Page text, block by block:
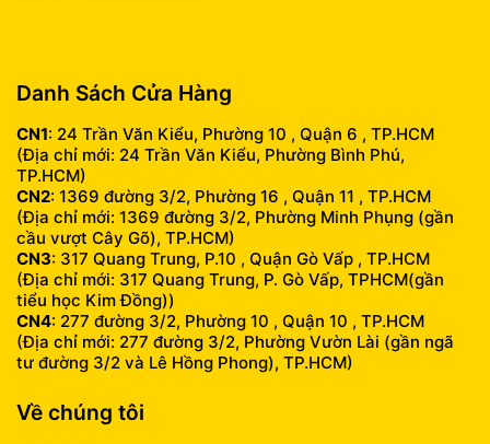
Danh Sách Cửa Hàng
CN1: 24 Trần Văn Kiểu, Phường 10 , Quận 6 , TP.HCM
(Địa chỉ mới: 24 Trần Văn Kiểu, Phường Bình Phú,
TP.HCM)
CN2: 1369 đường 3/2, Phường 16 , Quận 11 , TP.HCM
(Địa chỉ mới: 1369 đường 3/2, Phường Minh Phụng (gần
cầu vượt Cây Gõ), TP.HCM)
CN3: 317 Quang Trung, P.10 , Quận Gò Vấp , TP.HCM
(Địa chỉ mới: 317 Quang Trung, P. Gò Vấp, TPHCM(gần
tiểu học Kim Đồng))
CN4: 277 đường 3/2, Phường 10 , Quận 10 , TP.HCM
(Địa chỉ mới: 277 đường 3/2, Phường Vườn Lài (gần ngã
tư đường 3/2 và Lê Hồng Phong), TP.HCM)
Về chúng tôi